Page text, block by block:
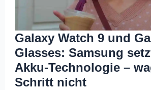
Galaxy Watch 9 und
Glasses: Samsung
Akku-Technologie –
Schritt nicht